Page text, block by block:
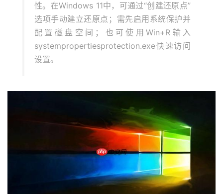
性。在Windows 11中，可通过“创建还原点”
选项手动建立还原点；需先启用系统保护并
配置磁盘空间；也可使用Win+R输入
systempropertiesprotection.exe快速访问
设置。